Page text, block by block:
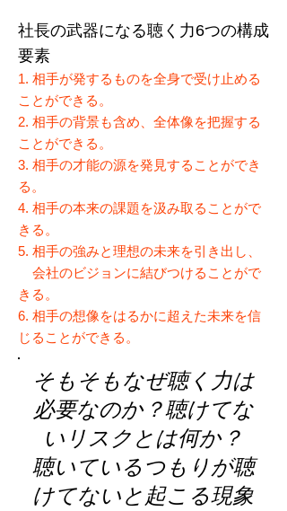
社長の武器になる聴く力6つの構成
要素
1. 相手が発するものを全身で受け止める
ことができる。
2. 相手の背景も含め、全体像を把握する
ことができる。
3. 相手の才能の源を発見することができ
る。
4. 相手の本来の課題を汲み取ることがで
きる。
5. 相手の強みと理想の未来を引き出し、
会社のビジョンに結びつけることがで
きる。
6. 相手の想像をはるかに超えた未来を信
じることができる。
そもそもなぜ聴く力は
必要なのか？聴けてな
いリスクとは何か？
聴いているつもりが聴
けてないと起こる現象